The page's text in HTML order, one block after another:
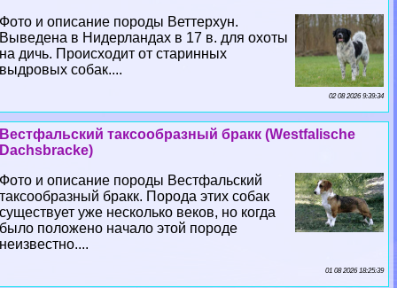
Фото и описание породы Веттерхун.
Выведена в Нидерландах в 17 в. для охоты
на дичь. Происходит от старинных
выдровых собак....
02 08 2026 9:39:34
Вестфальский таксообразный бpaкк (Westfalische
Dachsbracke)
Фото и описание породы Вестфальский
таксообразный бpaкк. Порода этих собак
существует уже несколько веков, но когда
было положено начало этой породе
неизвестно....
01 08 2026 18:25:39